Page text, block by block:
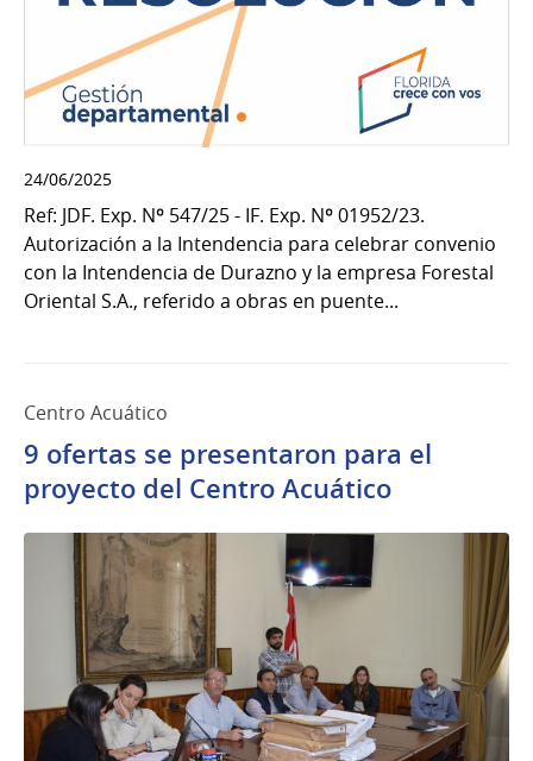
24/06/2025
Ref: JDF. Exp. Nº 547/25 - IF. Exp. Nº 01952/23.
Autorización a la Intendencia para celebrar convenio
con la Intendencia de Durazno y la empresa Forestal
Oriental S.A., referido a obras en puente...
Centro Acuático
9 ofertas se presentaron para el
proyecto del Centro Acuático